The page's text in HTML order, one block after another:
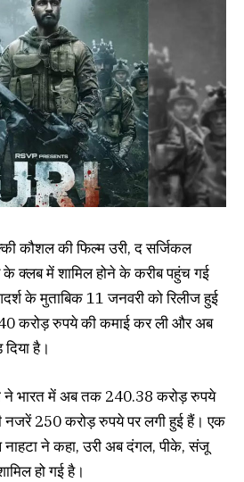
कौशल की फिल्म उरी, द सर्जिकल
क्लब में शामिल होने के करीब पहुंच गई
के मुताबिक 11 जनवरी को रिलीज हुई
करोड़ रुपये की कमाई कर ली और अब
है।
ने भारत में अब तक 240.38 करोड़ रुपये
250 करोड़ रुपये पर लगी हुई हैं। एक
ने कहा, उरी अब दंगल, पीके, संजू
हो गई है।